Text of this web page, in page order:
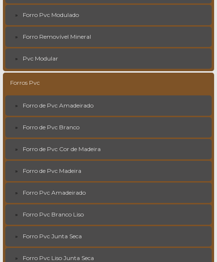
Forro Pvc Modulado
Forro Removível Mineral
Pvc Modular
Forros Pvc
Forro de Pvc Amadeirado
Forro de Pvc Branco
Forro de Pvc Cor de Madeira
Forro de Pvc Madeira
Forro Pvc Amadeirado
Forro Pvc Branco Liso
Forro Pvc Junta Seca
Forro Pvc Liso Junta Seca